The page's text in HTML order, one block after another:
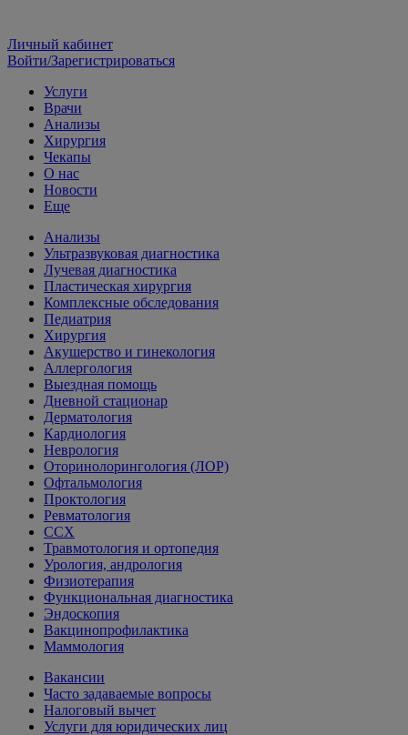
Личный кабинет
Войти/Зарегистрироваться
Услуги
Врачи
Анализы
Хирургия
Чекапы
О нас
Новости
Еще
Анализы
Ультразвуковая диагностика
Лучевая диагностика
Пластическая хирургия
Комплексные обследования
Педиатрия
Хирургия
Акушерство и гинекология
Аллергология
Выездная помощь
Дневной стационар
Дерматология
Кардиология
Неврология
Оторинолорингология (ЛОР)
Офтальмология
Проктология
Ревматология
ССХ
Травмотология и ортопедия
Урология, андрология
Физиотерапия
Функциональная диагностика
Эндоскопия
Вакцинопрофилактика
Маммология
Вакансии
Часто задаваемые вопросы
Налоговый вычет
Услуги для юридических лиц